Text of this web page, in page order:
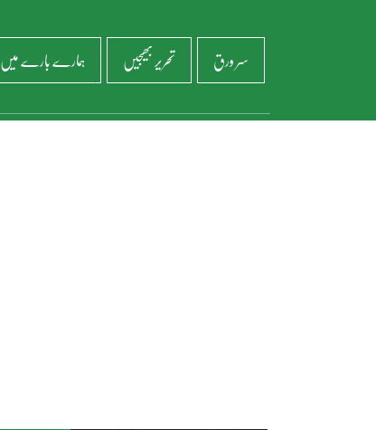
سر ورق تحریر بھیجیں ہمارے بارے میں